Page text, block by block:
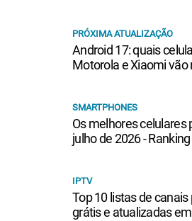
PRÓXIMA ATUALIZAÇÃO
Android 17: quais
Motorola e Xiaomi vão
SMARTPHONES
Os melhores celulares
julho de 2026 -
IPTV
Top 10 listas de
grátis e atualizadas